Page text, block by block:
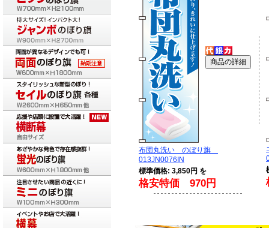
布団丸洗い のぼり旗
013JN0076IN
標準価格: 3,850円 を
格安特価 970円